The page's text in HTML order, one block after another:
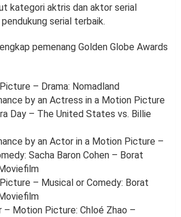
kategori aktris dan aktor serial
serial terbaik.
pemenang Golden Globe Awards
– Drama: Nomadland
by an Actress in a Motion Picture
Day – The United States vs. Billie
by an Actor in a Motion Picture –
Sacha Baron Cohen – Borat
– Musical or Comedy: Borat
Motion Picture: Chloé Zhao –